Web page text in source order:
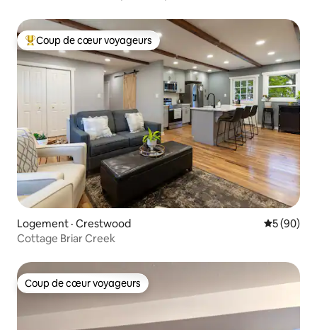
Coup de cœur voyageurs parmi les plus aimés
Coup de cœur voyageurs
Logement · Crestwood Note
5 (90)
Cottage Briar Creek
Coup de cœur voyageurs
Coup de cœur voyageurs